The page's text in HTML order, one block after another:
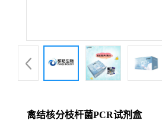
禽结核分枝杆菌PCR试剂盒